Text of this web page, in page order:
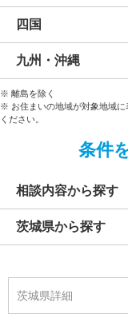
四国
九州・沖縄
※ 離島を除く
※ お住まいの地域が対象地域に
ください。
条件
相談内容から探す
茨城県から探す
茨城県詳細